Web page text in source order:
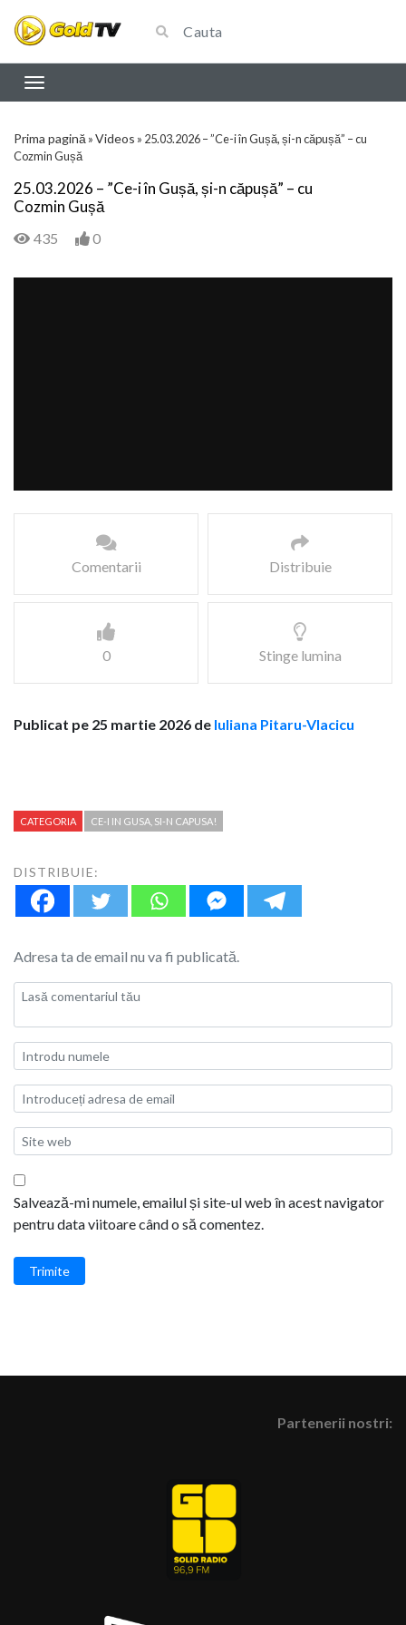
Prima pagină »Videos » 25.03.2026 – ”Ce-i în Gușă, și-n căpușă” – cu
Cozmin Gușă
25.03.2026 – ”Ce-i în Gușă, și-n căpușă” – cu
Cozmin Gușă
435 0
Comentarii Distribuie
0 Stinge lumina
Publicat pe 25 martie 2026 de Iuliana Pitaru-Vlacicu
CATEGORIA CE-I IN GUSA, SI-N CAPUSA!
DISTRIBUIE:
Adresa ta de email nu va fi publicată.
Salvează-mi numele, emailul și site-ul web în acest navigator
pentru data viitoare când o să comentez.
Trimite
Partenerii nostri: